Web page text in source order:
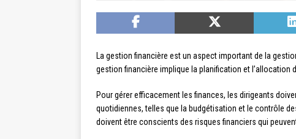
La gestion financière est un aspect important de la
gestion financière implique la planification et l’allocation
Pour gérer efficacement les finances, les dirigeants
quotidiennes, telles que la budgétisation et le contrôle
doivent être conscients des risques financiers qui